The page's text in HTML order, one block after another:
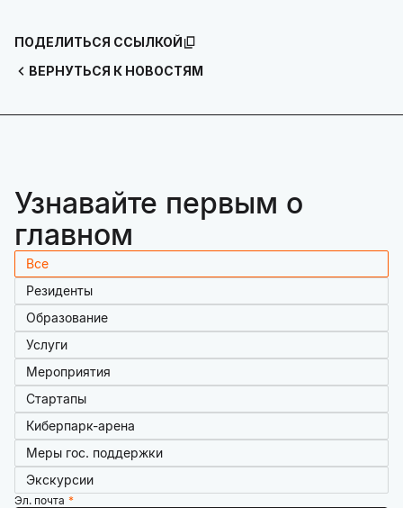
ВЕРНУТЬСЯ К НОВОСТЯМ
ПОДЕЛИТЬСЯ ССЫЛКОЙ
Узнавайте первым о
главном
Все
Резиденты
Образование
Услуги
Мероприятия
Стартапы
Киберпарк-арена
Меры гос. поддержки
Экскурсии
Эл. почта